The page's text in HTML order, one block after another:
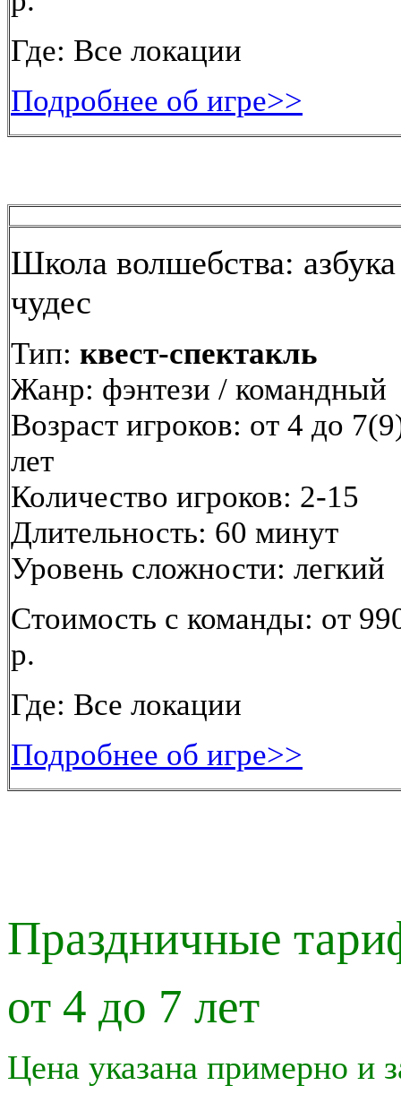
Где: Все локации
Подробнее об игре>>
Школа волшебства: азбука
чудес
Тип: квест-спектакль
Жанр: фэнтези / командный
Возраст игроков: от 4 до
лет
Количество игроков: 2-15
Длительность: 60 минут
Уровень сложности: легкий
Стоимость с команды: от
р.
Где: Все локации
Подробнее об игре>>
Праздничные
от 4 до 7 лет
Цена указана примерно и